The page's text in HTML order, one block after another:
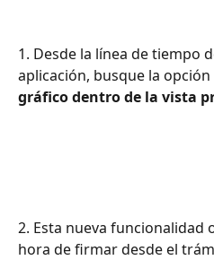
1. Desde la línea de tiempo
aplicación, busque la opción
gráfico dentro de la vista
2. Esta nueva funcionalidad
hora de firmar desde el